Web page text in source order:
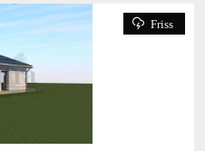
Friss